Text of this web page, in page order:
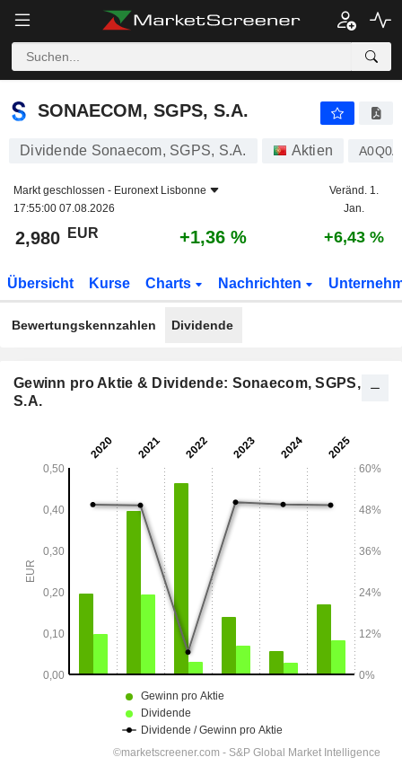
SONAECOM, SGPS, S.A.
SONAECOM, SGPS, S.A.
Dividende Sonaecom, SGPS, S.A. Aktien
Markt geschlossen - Euronext Lisbonne
17:55:00 07.08.2026
Veränd. 1.
Jan.
2,980 EUR +1,36 % +6,43 %
Übersicht Kurse Charts Nachrichten
Bewertungskennzahlen Dividende
Gewinn pro Aktie & Dividende: Sonaecom, SGPS,
S.A.